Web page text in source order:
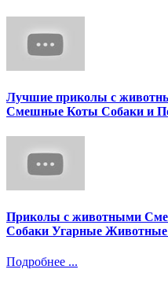
Лучшие приколы с
Смешные Коты Собаки и
Приколы с животными
Собаки Угарные
Подробнее ...